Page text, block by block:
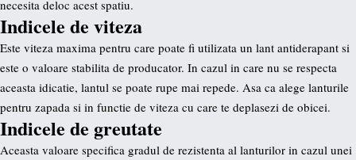
necesita deloc acest spatiu.
Indicele de viteza
Este viteza maxima pentru care poate fi utilizata un lant antiderapant si
este o valoare stabilita de producator. In cazul in care nu se respecta
aceasta idicatie, lantul se poate rupe mai repede. Asa ca alege lanturile
pentru zapada si in functie de viteza cu care te deplasezi de obicei.
Indicele de greutate
Aceasta valoare specifica gradul de rezistenta al lanturilor in cazul unei